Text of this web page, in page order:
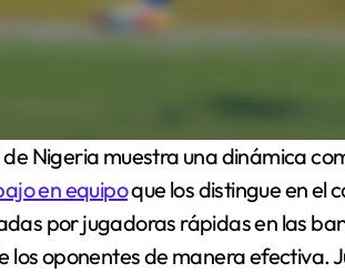
de Nigeria muestra una dinámica
en equipoque los distingue en el
por jugadoras rápidas en las
los oponentes de manera efectiva.